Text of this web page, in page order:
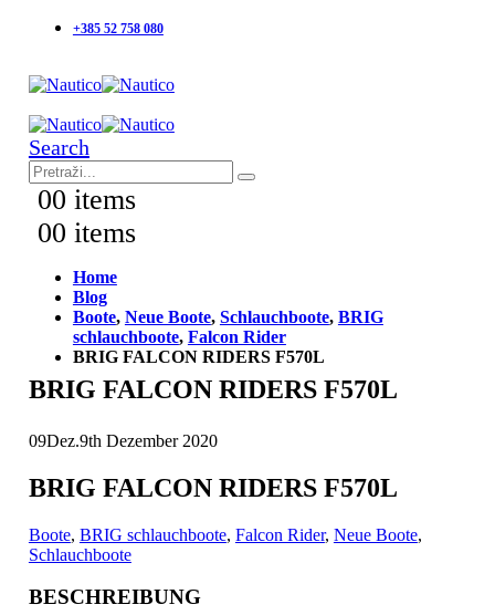
+385 52 758 080
Search
00 items
00 items
Home
Blog
Boote, Neue Boote, Schlauchboote, BRIG
schlauchboote, Falcon Rider
BRIG FALCON RIDERS F570L
BRIG FALCON RIDERS F570L
09Dez.9th Dezember 2020
BRIG FALCON RIDERS F570L
Boote, BRIG schlauchboote, Falcon Rider, Neue Boote,
Schlauchboote
BESCHREIBUNG